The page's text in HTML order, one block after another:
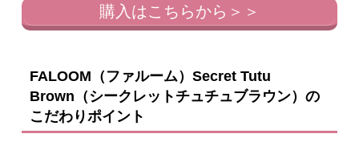
購入はこちらから＞＞
FALOOM（ファルーム）Secret Tutu
Brown（シークレットチュチュブラウン）の
こだわりポイント